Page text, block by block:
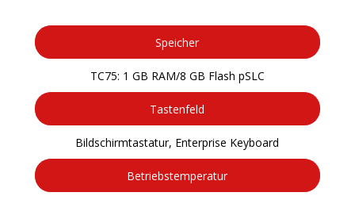
Speicher
TC75: 1 GB RAM/8 GB Flash pSLC
Tastenfeld
Bildschirmtastatur, Enterprise Keyboard
Betriebstemperatur